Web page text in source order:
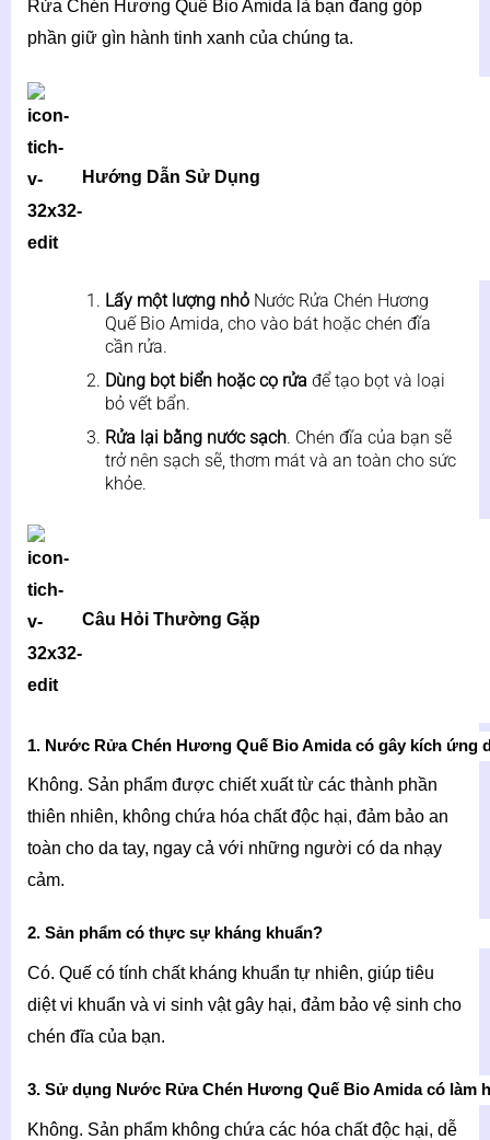
Rửa Chén Hương Quế Bio Amida là bạn đang góp
phần giữ gìn hành tinh xanh của chúng ta.
Hướng Dẫn Sử Dụng
Lấy một lượng nhỏNước Rửa Chén Hương
Quế Bio Amida, cho vào bát hoặc chén đĩa
cần rửa.
Dùng bọt biển hoặc cọ rửađể tạo bọt và loại
bỏ vết bẩn.
Rửa lại bằng nước sạch. Chén đĩa của bạn sẽ
trở nên sạch sẽ, thơm mát và an toàn cho sức
khỏe.
Câu Hỏi Thường Gặp
1. Nước Rửa Chén Hương Quế Bio Amida có gây kích ứng
Không. Sản phẩm được chiết xuất từ các thành phần
thiên nhiên, không chứa hóa chất độc hại, đảm bảo an
toàn cho da tay, ngay cả với những người có da nhạy
cảm.
2. Sản phẩm có thực sự kháng khuẩn?
Có. Quế có tính chất kháng khuẩn tự nhiên, giúp tiêu
diệt vi khuẩn và vi sinh vật gây hại, đảm bảo vệ sinh cho
chén đĩa của bạn.
3. Sử dụng Nước Rửa Chén Hương Quế Bio Amida có làm
Không. Sản phẩm không chứa các hóa chất độc hại, dễ